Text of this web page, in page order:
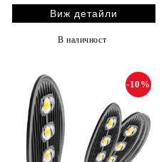
Виж детайли
В наличност
-10%